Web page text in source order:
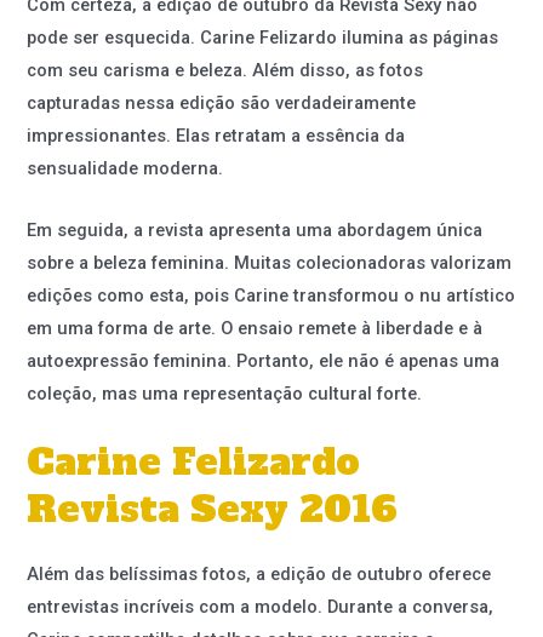
Com certeza, a edição de outubro da Revista Sexy não
pode ser esquecida. Carine Felizardo ilumina as páginas
com seu carisma e beleza. Além disso, as fotos
capturadas nessa edição são verdadeiramente
impressionantes. Elas retratam a essência da
sensualidade moderna.
Em seguida, a revista apresenta uma abordagem única
sobre a beleza feminina. Muitas colecionadoras valorizam
edições como esta, pois Carine transformou o nu artístico
em uma forma de arte. O ensaio remete à liberdade e à
autoexpressão feminina. Portanto, ele não é apenas uma
coleção, mas uma representação cultural forte.
Carine Felizardo
Revista Sexy 2016
Além das belíssimas fotos, a edição de outubro oferece
entrevistas incríveis com a modelo. Durante a conversa,